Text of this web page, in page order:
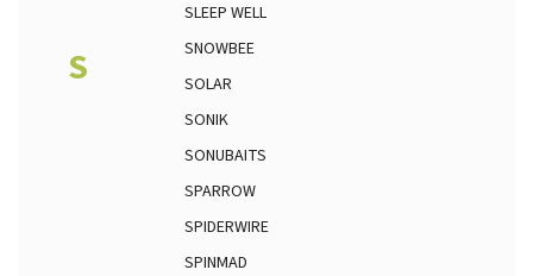
S
SLEEP WELL
SNOWBEE
SOLAR
SONIK
SONUBAITS
SPARROW
SPIDERWIRE
SPINMAD